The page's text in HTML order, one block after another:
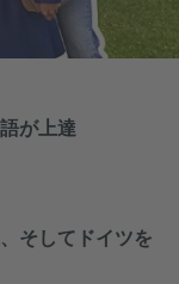
が上達
そしてドイツを